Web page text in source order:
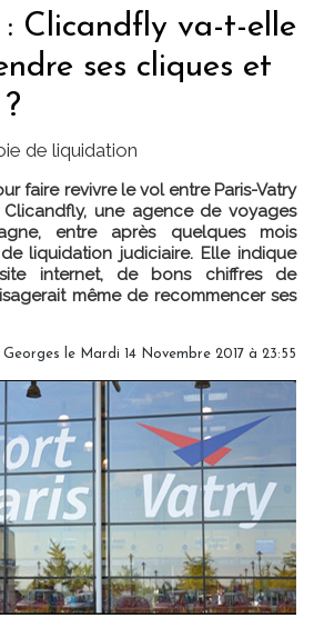
Clicandfly va-t-elle
ses cliques et
de liquidation
faire revivre le vol entre Paris-Vatry
Clicandfly, une agence de voyages
entre après quelques mois
liquidation judiciaire. Elle indique
internet, de bons chiffres de
même de recommencer ses
Georges le Mardi 14 Novembre 2017 à 23:55